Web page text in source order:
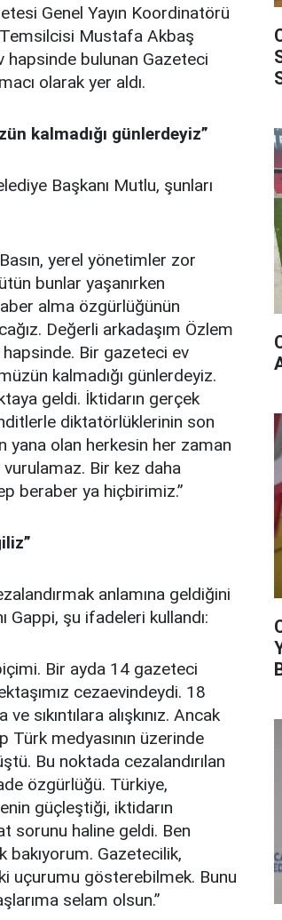
Genel Yayın Koordinatörü
Mustafa Akbaş
hapsinde bulunan Gazeteci
olarak yer aldı.
kalmadığı günlerdeyiz”
Başkanı Mutlu, şunları
yerel yönetimler zor
bunlar yaşanırken
alma özgürlüğünün
Değerli arkadaşım Özlem
Bir gazeteci ev
kalmadığı günlerdeyiz.
geldi. İktidarın gerçek
diktatörlüklerinin son
yana olan herkesin her zaman
vurulamaz. Bir kez daha
beraber ya hiçbirimiz.”
anlamına geldiğini
şu ifadeleri kullandı:
Bir ayda 14 gazeteci
cezaevindeydi. 18
sıkıntılara alışkınız. Ancak
Türk medyasının üzerinde
Bu noktada cezalandırılan
özgürlüğü. Türkiye,
güçleştiği, iktidarın
sorunu haline geldi. Ben
bakıyorum. Gazetecilik,
uçurumu gösterebilmek. Bunu
selam olsun.”